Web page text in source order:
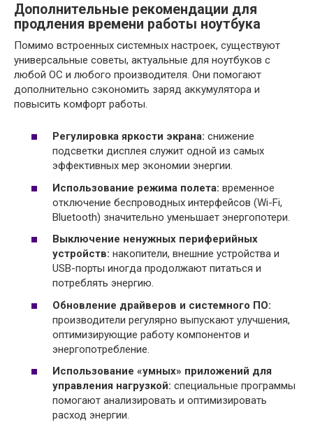
Дополнительные рекомендации для
продления времени работы ноутбука
Помимо встроенных системных настроек, существуют
универсальные советы, актуальные для ноутбуков с
любой ОС и любого производителя. Они помогают
дополнительно сэкономить заряд аккумулятора и
повысить комфорт работы.
Регулировка яркости экрана: снижение
подсветки дисплея служит одной из самых
эффективных мер экономии энергии.
Использование режима полета: временное
отключение беспроводных интерфейсов (Wi-Fi,
Bluetooth) значительно уменьшает энергопотери.
Выключение ненужных периферийных
устройств: накопители, внешние устройства и
USB-порты иногда продолжают питаться и
потреблять энергию.
Обновление драйверов и системного ПО:
производители регулярно выпускают улучшения,
оптимизирующие работу компонентов и
энергопотребление.
Использование «умных» приложений для
управления нагрузкой: специальные программы
помогают анализировать и оптимизировать
расход энергии.